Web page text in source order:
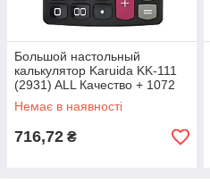
Большой настольный
калькулятор Karuida KK-111
(2931) ALL Качество + 1072
Немає в наявності
716,72 ₴